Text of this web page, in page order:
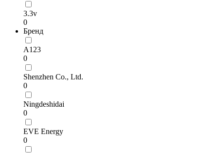
3.3v
0
Бренд
А123
0
Shenzhen Co., Ltd.
0
Ningdeshidai
0
EVE Energy
0